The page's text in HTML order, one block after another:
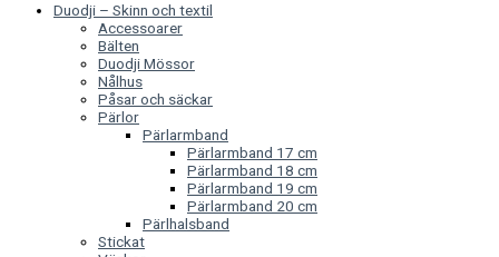
Duodji – Skinn och textil
Accessoarer
Bälten
Duodji Mössor
Nålhus
Påsar och säckar
Pärlor
Pärlarmband
Pärlarmband 17 cm
Pärlarmband 18 cm
Pärlarmband 19 cm
Pärlarmband 20 cm
Pärlhalsband
Stickat